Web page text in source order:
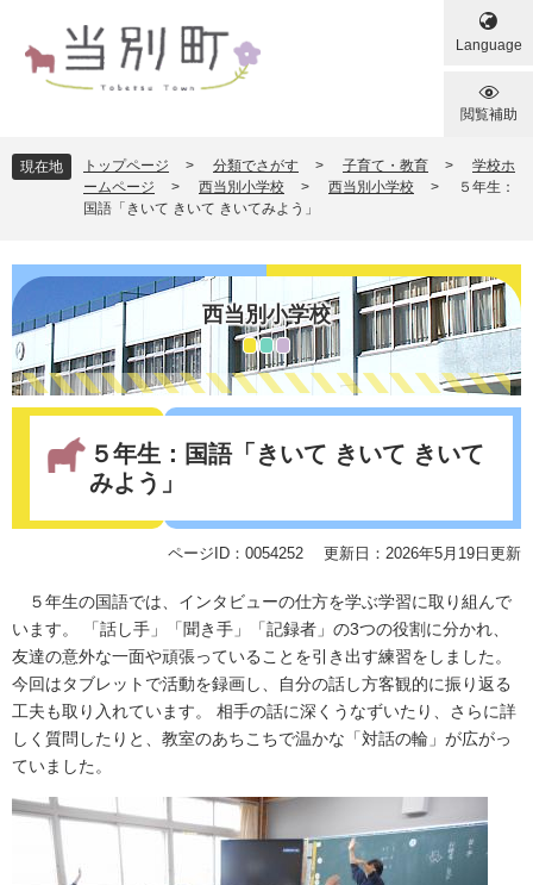
でば
文
Language
閲覧補助
現在地 トップページ > 分類でさがす > 子育て・教育 >
学校ホ
ームページ
> 西当別小学校 > 西当別小学校 >
５年生：
国語「きいて きいて きいてみよう」
西当別小学校
５年生：国語「きいて きいて きいて
みよう」
ページID：0054252 更新日：2026年5月19日更新
５年生の国語では、インタビューの仕方を学ぶ学習に取り組んで
います。 「話し手」「聞き手」「記録者」の3つの役割に分かれ、
友達の意外な一面や頑張っていることを引き出す練習をしました。
今回はタブレットで活動を録画し、自分の話し方客観的に振り返る
工夫も取り入れています。 相手の話に深くうなずいたり、さらに詳
しく質問したりと、教室のあちこちで温かな「対話の輪」が広がっ
ていました。